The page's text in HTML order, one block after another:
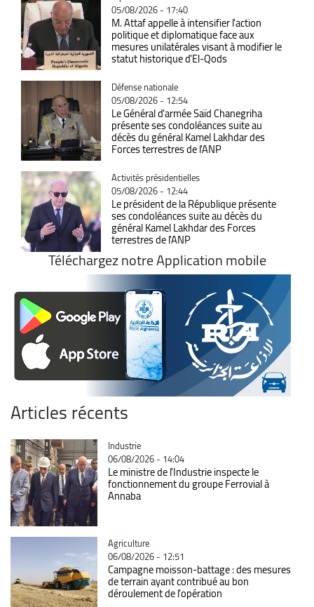
05/08/2026 - 17:40
M. Attaf appelle à intensifier l'action
politique et diplomatique face aux
mesures unilatérales visant à modifier le
statut historique d'El-Qods
Catégorie
Défense nationale
05/08/2026 - 12:54
Le Général d'armée Saïd Chanegriha
présente ses condoléances suite au
décès du général Kamel Lakhdar des
Forces terrestres de l'ANP
Catégorie
Activités présidentielles
05/08/2026 - 12:44
Le président de la République présente
ses condoléances suite au décès du
général Kamel Lakhdar des Forces
terrestres de l'ANP
Téléchargez notre Application mobile
Articles récents
Catégorie
Industrie
06/08/2026 - 14:04
Le ministre de l'Industrie inspecte le
fonctionnement du groupe Ferrovial à
Annaba
Catégorie
Agriculture
06/08/2026 - 12:51
Campagne moisson-battage : des mesures
de terrain ayant contribué au bon
déroulement de l'opération